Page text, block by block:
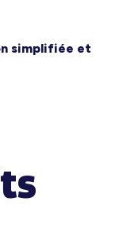
simplifiée et